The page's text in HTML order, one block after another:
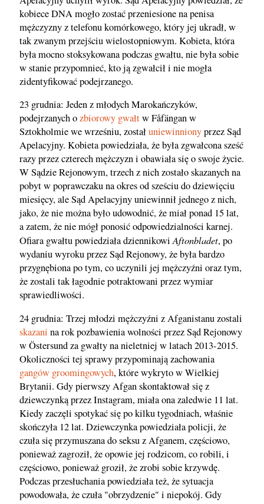
kobiece DNA mogło zostać przeniesione na penisa
mężczyzny z telefonu komórkowego, który jej ukradł, w
tak zwanym przejściu wielostopniowym. Kobieta, która
była mocno stoksykowana podczas gwałtu, nie była sobie
w stanie przypomnieć, kto ją zgwałcił i nie mogła
zidentyfikować podejrzanego.
23 grudnia: Jeden z młodych Marokańczyków,
podejrzanych ozbiorowy gwałtw Fåfängan w
Sztokholmie we wrześniu, zostałuniewinnionyprzez Sąd
Apelacyjny. Kobieta powiedziała, że była zgwałcona sześć
razy przez czterech mężczyzn i obawiała się o swoje życie.
W Sądzie Rejonowym, trzech z nich zostało skazanych na
pobyt w poprawczaku na okres od sześciu do dziewięciu
miesięcy, ale Sąd Apelacyjny uniewinnił jednego z nich,
jako, że nie można było udowodnić, że miał ponad 15 lat,
a zatem, że nie mógł ponosić odpowiedzialności karnej.
Ofiara gwałtu powiedziała dziennikowiAftonbladet, po
wydaniu wyroku przez Sąd Rejonowy, że była bardzo
przygnębiona po tym, co uczynili jej mężczyźni oraz tym,
że zostali tak łagodnie potraktowani przez wymiar
sprawiedliwości.
24 grudnia: Trzej młodzi mężczyźni z Afganistanu zostali
skazani na rok pozbawienia wolności przez Sąd Rejonowy
w Östersund za gwałty na nieletniej w latach 2013-2015.
Okoliczności tej sprawy przypominają zachowania
gangów groomingowych, które wykryto w Wielkiej
Brytanii. Gdy pierwszy Afgan skontaktował się z
dziewczynką przez Instagram, miała ona zaledwie 11 lat.
Kiedy zaczęli spotykać się po kilku tygodniach, właśnie
skończyła 12 lat. Dziewczynka powiedziała policji, że
czuła się przymuszana do seksu z Afganem, częściowo,
ponieważ zagroził, że opowie jej rodzicom, co robili, i
częściowo, ponieważ groził, że zrobi sobie krzywdę.
Podczas przesłuchania powiedziała też, że sytuacja
powodowała, że czuła "obrzydzenie" i niepokój. Gdy